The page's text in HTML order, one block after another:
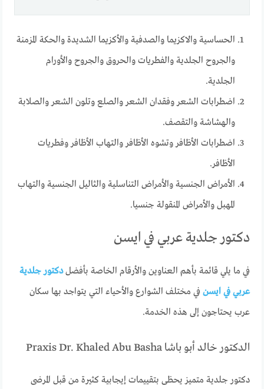
الحساسية والاكزيما والصدفية والأكزيما الشديدة والحكة المزمنة
والجروح الجلدية والفطريات والحروق والجروح والأورام
الجلدية.
اضطرابات الشعر وفقدان الشعر والصلع وتلون الشعر والصلابة
والهشاشة والتقصف.
اضطرابات الأظافر وتشوه الأظافر والتهاب الأظافر وفطريات
الأظافر.
الأمراض الجنسية والأمراض التناسلية والثاليل الجنسية والتهاب
المهبل والأمراض المنقولة جنسيا.
دكتور جلدية عربي في ايسن
في ما يلي قائمة بأهم العناوين والأرقام الخاصة بأفضلدكتور جلدية
عربي في ايسن في مختلف الشوارع والأحياء التي يتواجد بها سكان
عرب يحتاجون إلى هذه الخدمة.
الدكتور خالد أبو باشا Praxis Dr. Khaled Abu Basha
دكتور جلدية متميز يحظى بتقييمات إيجابية كثيرة من قبل المرضى